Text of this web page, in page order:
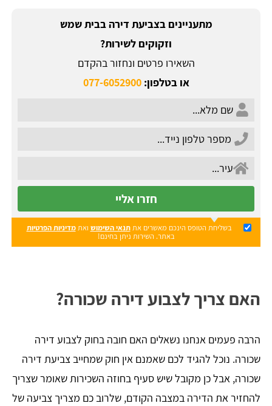
מתעניינים בצביעת דירה בבית שמש
וזקוקים לשירות?
השאירו פרטים ונחזור בהקדם
או בטלפון:077-6052900
חזרו אליי
בשליחת הטופס הינכם מאשרים אתתנאי השימוש ואתמדיניות הפרטיות
באתר. השירות ניתן בחינם!
האם צריך לצבוע דירה שכורה?
הרבה פעמים אנחנו נשאלים האם חובה בחוק לצבוע דירה
שכורה. נוכל להגיד לכם שאמנם אין חוק שמחייב צביעת דירה
שכורה, אבל כן מקובל שיש סעיף בחוזה השכירות שאומר שצריך
להחזיר את הדירה במצבה הקודם, שלרוב כם מצריך צביעה של